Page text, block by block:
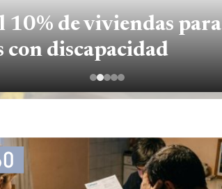
10% de viviendas para
con discapacidad